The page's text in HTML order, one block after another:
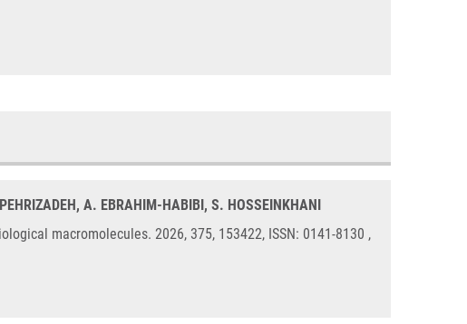
A. EBRAHIM-HABIBI, S. HOSSEINKHANI
macromolecules. 2026, 375, 153422, ISSN: 0141-8130 ,